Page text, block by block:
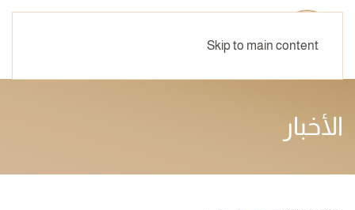
Skip to main content
الأخبار